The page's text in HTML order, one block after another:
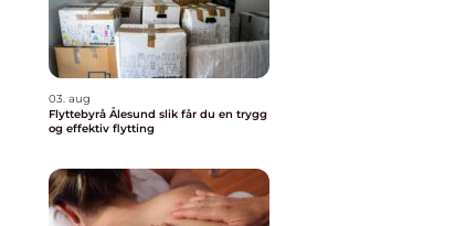
03. aug
Flyttebyrå Ålesund slik får du en trygg
og effektiv flytting